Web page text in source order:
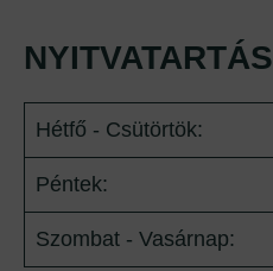
NYITVATARTÁS
Hétfő - Csütörtök:
Péntek:
Szombat - Vasárnap: